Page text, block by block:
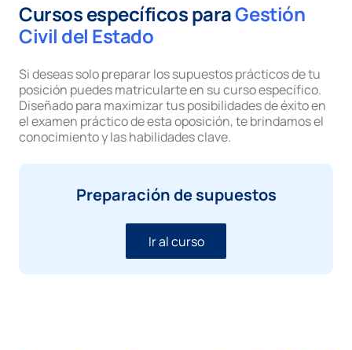
Cursos específicos paraGestión
Civil del Estado
Si deseas solo preparar los supuestos prácticos de tu
posición puedes matricularte en su curso específico.
Diseñado para maximizar tus posibilidades de éxito en
el examen práctico de esta oposición, te brindamos el
conocimiento y las habilidades clave.
Preparación de supuestos
Ir al curso